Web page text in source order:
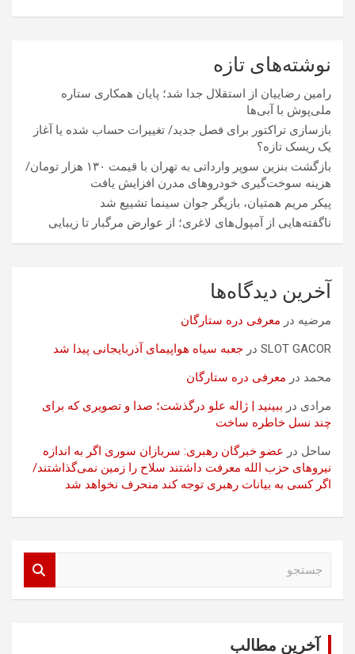
نوشته‌های تازه
رامین رضاییان از استقلال جدا شد؛ پایان همکاری ستاره
ملی‌پوش با آبی‌ها
بازسازی تراکتور برای فصل جدید/ تغییرات حساب شده یا آغاز
یک ریسک تازه؟
بازگشت بنزین سوپر وارداتی به تهران با قیمت ۱۳۰ هزار تومان/
هزینه سوخت‌گیری خودرو‌های مدرن افزایش یافت
پیکر مریم همتیان، بازیگر جوان سینما تشییع شد
ناگفته‌هایی از آمپول‌های لاغری؛ از عوارض مرگبار تا زیبایی
آخرین دیدگاه‌ها
مرضیه در معرفی دره ستارگان
SLOT GACOR در جعبه سیاه هواپیمای آذربایجانی پیدا شد
محمد در معرفی دره ستارگان
مرادی در ببینید | ژاله علو درگذشت؛ صدا و تصویری که برای
چند نسل خاطره ساخت
ساحل در عضو خبرگان رهبری: سربازان سوری اگر به اندازه
نیروهای حزب الله معرفت داشتند سلاح را زمین نمی‌گذاشتند/
اگر کسی به بیانات رهبری توجه کند منحرف نخواهد شد
آخرین مطالب